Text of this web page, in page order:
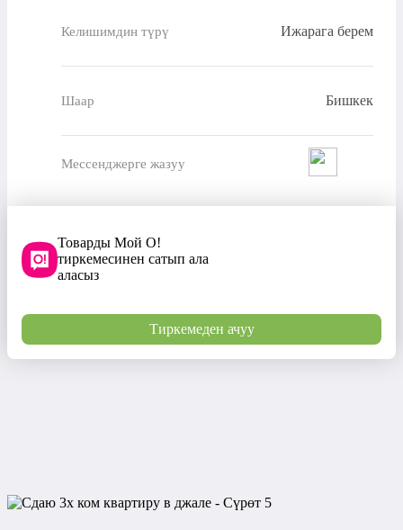
Келишимдин түрү Ижарага берем
Шаар Бишкек
Мессенджерге жазуу
Товарды Мой О!
тиркемесинен сатып ала
аласыз
Тиркемеден ачуу